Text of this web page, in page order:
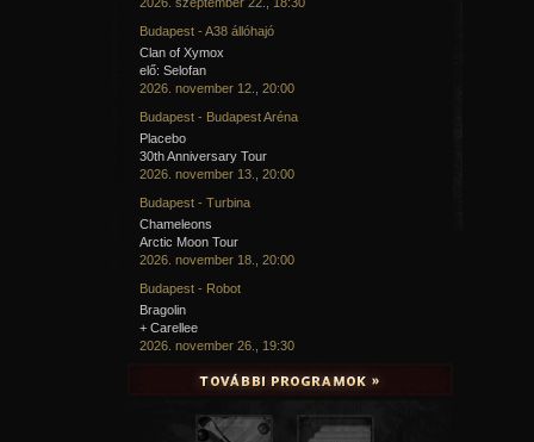
Budapest - A38 állóhajó
Clan of Xymox
elő: Selofan
2026. november 12., 20:00
Budapest - Budapest Aréna
Placebo
30th Anniversary Tour
2026. november 13., 20:00
Budapest - Turbina
Chameleons
Arctic Moon Tour
2026. november 18., 20:00
Budapest - Robot
Bragolin
+ Carellee
2026. november 26., 19:30